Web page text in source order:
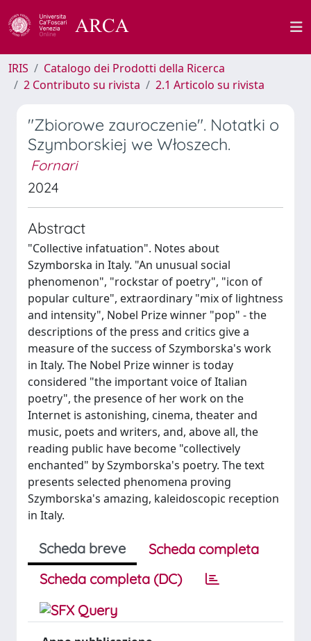
IRIS
Catalogo dei Prodotti della Ricerca
2 Contributo su rivista
2.1 Articolo su rivista
"Zbiorowe zauroczenie". Notatki o
Szymborskiej we Włoszech.
Fornari
2024
Abstract
"Collective infatuation". Notes about
Szymborska in Italy. "An unusual social
phenomenon", "rockstar of poetry", "icon of
popular culture", extraordinary "mix of lightness
and intensity", Nobel Prize winner "pop" - the
descriptions of the press and critics give a
measure of the success of Szymborska's work
in Italy. The Nobel Prize winner is today
considered "the important voice of Italian
poetry", the presence of her work on the
Internet is astonishing, cinema, theater and
music, poets and writers, and, above all, the
reading public have become "collectively
enchanted" by Szymborska's poetry. The text
presents selected phenomena proving
Szymborska's amazing, kaleidoscopic reception
in Italy.
Scheda breve
Scheda completa
Scheda completa (DC)